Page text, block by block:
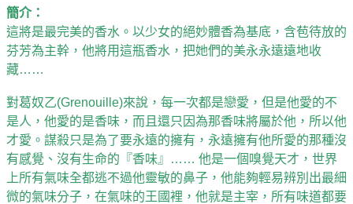
簡介：
這將是最完美的香水。以少女的絕妙體香為基底，含苞待放的
芬芳為主幹，他將用這瓶香水，把她們的美永永遠遠地收
藏……
對葛奴乙(Grenouille)來說，每一次都是戀愛，但是他愛的不
是人，他愛的是香味，而且還只因為那香味將屬於他，所以他
才愛。謀殺只是為了要永遠的擁有，永遠擁有他所愛的那種沒
有感覺、沒有生命的『香味』…… 他是一個嗅覺天才，世界
上所有氣味全都逃不過他靈敏的鼻子，他能夠輕易辨別出最細
微的氣味分子，在氣味的王國裡，他就是主宰，所有味道都要